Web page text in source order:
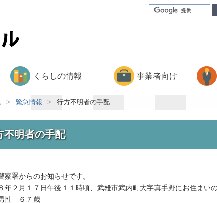
くらしの情報 事業者向け
> 緊急情報 > 行方不明者の手配
不明者の手配
署からのお知らせです。
年２月１７日午後１１時頃、武雄市武内町大字真手野にお住まい
６７歳